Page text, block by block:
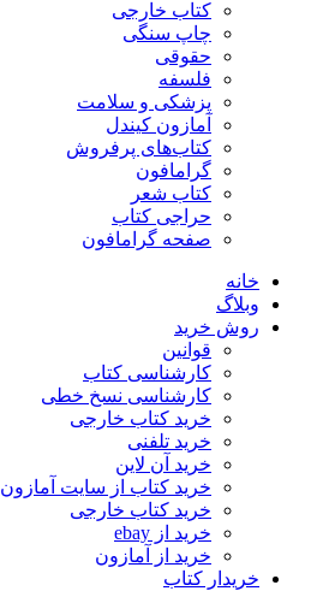
کتاب خارجی
چاپ سنگی
حقوقی
فلسفه
پزشکی و سلامت
آمازون کیندل
کتاب‌های پرفروش
گرامافون
کتاب شعر
حراجی کتاب
صفحه گرامافون
خانه
وبلاگ
روش خرید
قوانین
کارشناسی کتاب
کارشناسی نسخ خطی
خرید کتاب خارجی
خرید تلفنی
خرید آن لاین
خرید کتاب از سایت آمازون
خرید کتاب خارجی
خرید از ebay
خرید از آمازون
خریدار کتاب